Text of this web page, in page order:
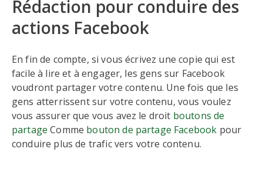
Rédaction pour conduire des
actions Facebook
En fin de compte, si vous écrivez une copie qui est
facile à lire et à engager, les gens sur Facebook
voudront partager votre contenu. Une fois que les
gens atterrissent sur votre contenu, vous voulez
vous assurer que vous avez le droit boutons de
partageComme bouton de partage Facebook pour
conduire plus de trafic vers votre contenu.